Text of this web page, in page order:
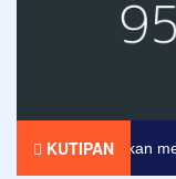
KUTIPAN
Pendidikan